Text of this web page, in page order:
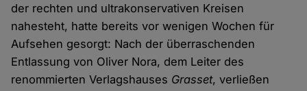
der rechten und ultrakonservativen Kreisen
nahesteht, hatte bereits vor wenigen Wochen für
Aufsehen gesorgt: Nach der überraschenden
Entlassung von Oliver Nora, dem Leiter des
renommierten Verlagshauses Grasset, verließen